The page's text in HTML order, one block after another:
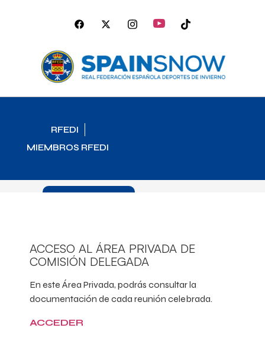
RFEDI
MIEMBROS RFEDI
ACCESO AL ÁREA PRIVADA DE
COMISIÓN DELEGADA
En este Área Privada, podrás consultar la
documentación de cada reunión celebrada.
ACCEDER